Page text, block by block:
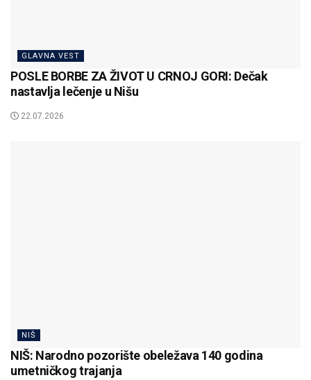
GLAVNA VEST
POSLE BORBE ZA ŽIVOT U CRNOJ GORI: Dečak
nastavlja lečenje u Nišu
22.07.2026
NIŠ
NIŠ: Narodno pozorište obeležava 140 godina
umetničkog trajanja